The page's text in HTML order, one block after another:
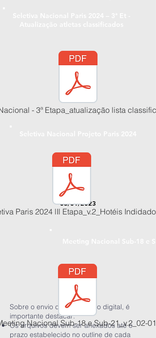
29/12/2022
- 3ª Etapa_atualização lista
03/01/2023
Paris 2024 lIl Etapa_v.2_Hotéis
Sobre o envio de documento digital, é
importante destacar:
Os arquivos devem ser anexados até o
prazo estabelecido no outline de cada
Nacional Sub-18 e Sub-21_v.2_02-